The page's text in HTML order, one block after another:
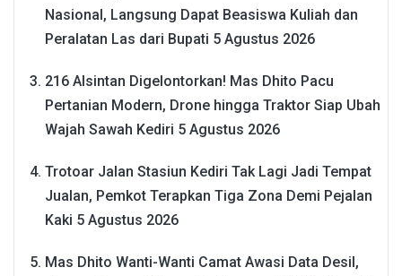
Nasional, Langsung Dapat Beasiswa Kuliah dan
Peralatan Las dari Bupati 5 Agustus 2026
216 Alsintan Digelontorkan! Mas Dhito Pacu
Pertanian Modern, Drone hingga Traktor Siap Ubah
Wajah Sawah Kediri 5 Agustus 2026
Trotoar Jalan Stasiun Kediri Tak Lagi Jadi Tempat
Jualan, Pemkot Terapkan Tiga Zona Demi Pejalan
Kaki 5 Agustus 2026
Mas Dhito Wanti-Wanti Camat Awasi Data Desil,